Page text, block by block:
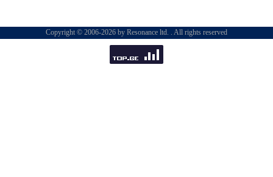
Copyright © 2006-2026 by Resonance ltd. . All rights reserved